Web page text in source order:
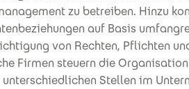
zu betreiben. Hinzu
auf Basis
von Rechten, Pflichten
Firmen steuern die
unterschiedlichen Stellen im